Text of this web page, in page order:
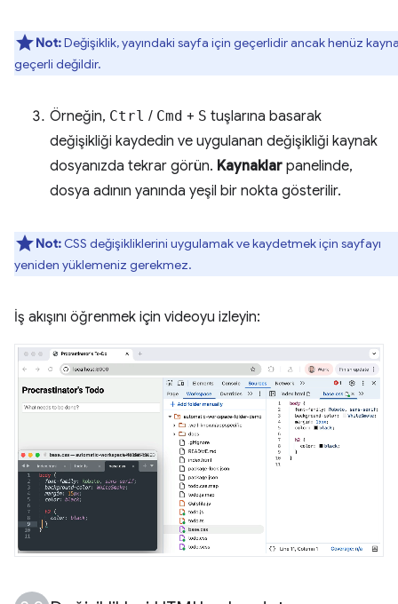
Not:Değişiklik, yayındaki sayfa için geçerlidir ancak henüz
geçerli değildir.
Örneğin, Ctrl / Cmd + S tuşlarına basarak
değişikliği kaydedin ve uygulanan değişikliği kaynak
dosyanızda tekrar görün. Kaynaklar panelinde,
dosya adının yanında yeşil bir nokta gösterilir.
Not: CSS değişikliklerini uygulamak ve kaydetmek için sayfayı
yeniden yüklemeniz gerekmez.
İş akışını öğrenmek için videoyu izleyin: